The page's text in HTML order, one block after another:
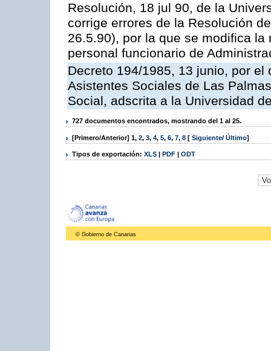
Resolución, 18 jul 90, de la
corrige errores de la Resolución
26.5.90), por la que se modifica
personal funcionario de
Decreto 194/1985, 13 junio, por
Asistentes Sociales de Las
Social, adscrita a la Universidad
727 documentos encontrados, mostrando del 1 al 25.
[Primero/Anterior] 1, 2, 3, 4, 5, 6, 7, 8 [ Siguiente/ Último]
Tipos de exportación: XLS | PDF | ODT
© Gobierno de Canarias